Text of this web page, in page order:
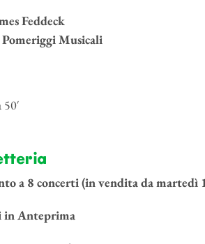
Feddeck
Musicali
a 8 concerti (in vendita da martedì
in Anteprima